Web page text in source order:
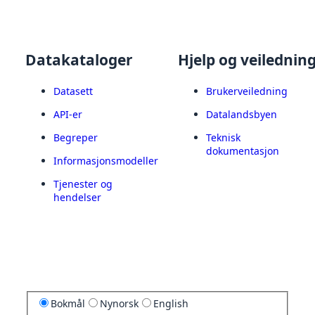
Datakataloger
Datasett
API-er
Begreper
Informasjonsmodeller
Tjenester og
hendelser
Hjelp og
Brukerveiledning
Datalandsbyen
Teknisk
dokumentasjon
Bokmål Nynorsk English